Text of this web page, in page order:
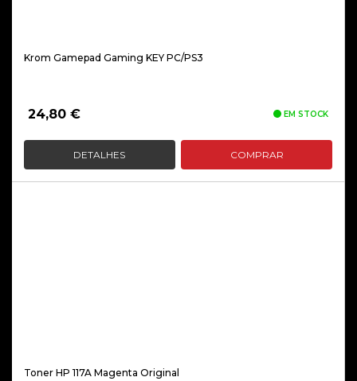
Krom Gamepad Gaming KEY PC/PS3
24,80 € EM STOCK
DETALHES COMPRAR
Toner HP 117A Magenta Original